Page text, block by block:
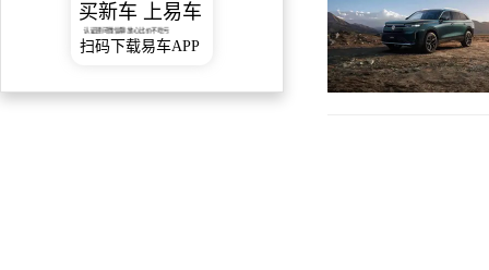
买新车 上易车
认证顾问微信聊 放心比价不吃亏
扫码下载易车APP